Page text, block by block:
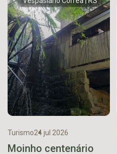
Turismo24 jul 2026
Moinho centenário